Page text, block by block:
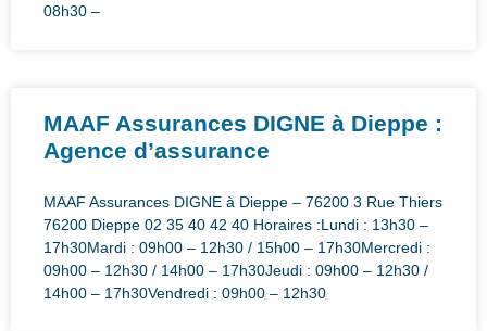
08h30 –
MAAF Assurances DIGNE à Dieppe :
Agence d’assurance
MAAF Assurances DIGNE à Dieppe – 76200 3 Rue Thiers
76200 Dieppe 02 35 40 42 40 Horaires :Lundi : 13h30 –
17h30Mardi : 09h00 – 12h30 / 15h00 – 17h30Mercredi :
09h00 – 12h30 / 14h00 – 17h30Jeudi : 09h00 – 12h30 /
14h00 – 17h30Vendredi : 09h00 – 12h30